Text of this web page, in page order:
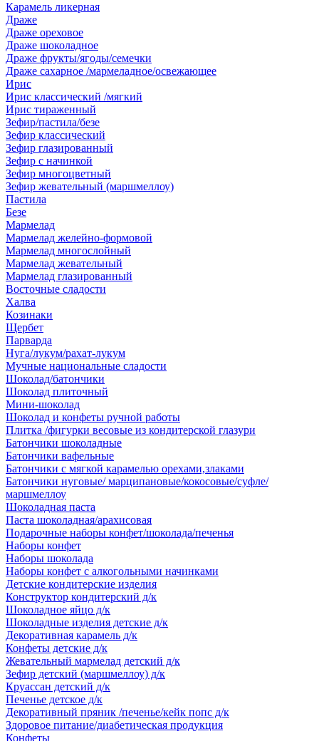
Карамель ликерная
Драже
Драже ореховое
Драже шоколадное
Драже фрукты/ягоды/семечки
Драже сахарное /мармеладное/освежающее
Ирис
Ирис классический /мягкий
Ирис тираженный
Зефир/пастила/безе
Зефир классический
Зефир глазированный
Зефир с начинкой
Зефир многоцветный
Зефир жевательный (маршмеллоу)
Пастила
Безе
Мармелад
Мармелад желейно-формовой
Мармелад многослойный
Мармелад жевательный
Мармелад глазированный
Восточные сладости
Халва
Козинаки
Щербет
Парварда
Нуга/лукум/рахат-лукум
Мучные национальные сладости
Шоколад/батончики
Шоколад плиточный
Мини-шоколад
Шоколад и конфеты ручной работы
Плитка /фигурки весовые из кондитерской глазури
Батончики шоколадные
Батончики вафельные
Батончики с мягкой карамелью орехами,злаками
Батончики нуговые/ марципановые/кокосовые/суфле/
маршмеллоу
Шоколадная паста
Паста шоколадная/арахисовая
Подарочные наборы конфет/шоколада/печенья
Наборы конфет
Наборы шоколада
Наборы конфет с алкогольными начинками
Детские кондитерские изделия
Конструктор кондитерский д/к
Шоколадное яйцо д/к
Шоколадные изделия детские д/к
Декоративная карамель д/к
Конфеты детские д/к
Жевательный мармелад детский д/к
Зефир детский (маршмеллоу) д/к
Круассан детский д/к
Печенье детское д/к
Декоративный пряник /печенье/кейк попс д/к
Здоровое питание/диабетическая продукция
Конфеты